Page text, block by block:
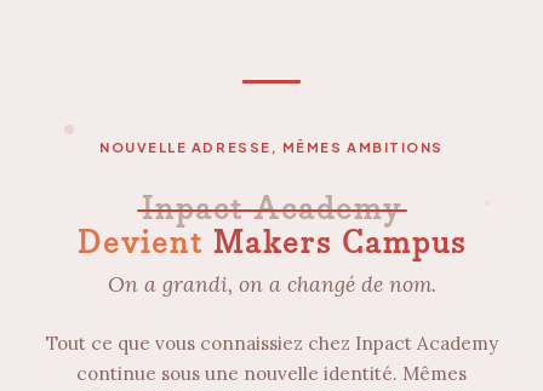
NOUVELLE ADRESSE, MÊMES AMBITIONS
Inpact Academy
Devient Makers Campus
On a grandi, on a changé de nom.
Tout ce que vous connaissiez chez Inpact Academy
continue sous une nouvelle identité. Mêmes